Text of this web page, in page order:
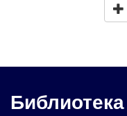
Библиотека